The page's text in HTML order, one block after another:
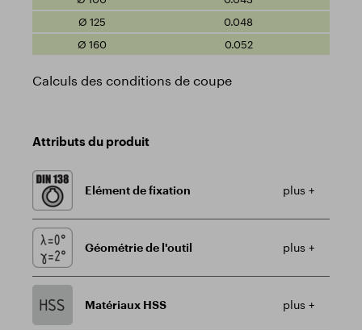
0.048
0.052
Calculs des conditions de coupe
Attributs du produit
Elément de fixation plus +
Géométrie de l'outil plus +
Matériaux HSS plus +